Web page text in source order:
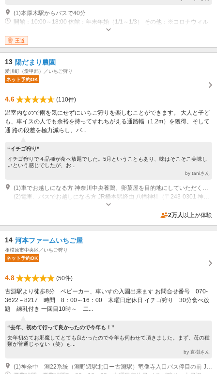
(1)本厚木駅からバスで40分
開館：10:00～18:00 休館：年末年始（1/1～1/3） その他：※コロナウィル
スの影響で変更になる場合がございます。詳細はHPをご覧ください。
王道
13 陽だまり農園
愛川町（愛甲郡）／いちご狩り
ネット予約OK
4.6
(110件)
温室内なので雨を気にせずにいちご狩りを楽しむことができます。 大人と子ど
も、車イスの人でも余裕を持ってすれちがえる通路幅（1.2m）を獲得、そして
通 路の段差を極力減らし、バ...
“イチゴ狩り”
イチゴ狩りで４品種が食べ放題でした。5月ということもあり、味はそこそこ美味し
いという感じでしたが、お...
by taniさん
(1)車でお越しになる方 神奈川中央養鶏、卵菓屋を目的地にしていただくと迷わずに来ていただけます。 中央道経由の場合 八王子JCTで厚木/東名高速道路、圏央道方面に向かう 相模原ICを相模原方面に向かって進む 相模湖、宮ヶ瀬ダムの標識に従い県道510号に入る 厚木、愛川、県道65号の標識に従い県道65号に入る 三増の交差点を右折し卵菓屋がある交差点を左折 卵菓屋から2個めの交差点を左折して到着 東名高速経由の場合 海老名JCT で、左車線を使用して 八王子/中央道、圏央道方面に向かう 圏央厚木IC を 国道129号 に向かって進む 山際の交差点を左折して県道65号に入る 三増の交差点を左折し卵菓屋がある交差点を左折 卵菓屋から2個めの交差点を左折して到着
営業時間：受付 8:50～13:50 いちご狩り 9:00～15:00
2万人 以上が体験
14 河本ファームいちご屋
相模原市中央区／いちご狩り
ネット予約OK
4.8
(50件)
古淵駅より徒歩8分 ベビーカー、車いすの入園出来ます お問合せ番号 070-
3622－8217 時間 8：00～16：00 木曜日定休日 イチゴ狩り 30分食べ放
題 練乳付き 一回目10時～ 二...
“去年、初めて行って良かったので今年も！”
去年初めてお邪魔してとても良かったので今年も伺わせて頂きました。まず、苺の種
類が普通じゃない（笑）も...
by 直樹さん
(1)神奈中 淵22系統（淵野辺駅北口ー古淵駅）竜像寺入口バス停目の前 JR古淵駅より徒歩8分